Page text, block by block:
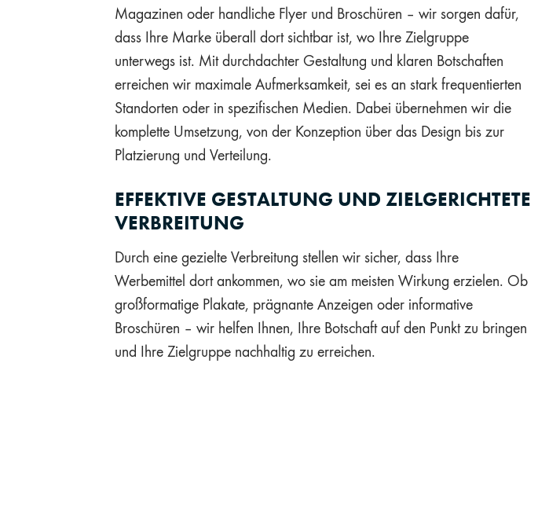
Magazinen oder handliche Flyer und Broschüren – wir sorgen dafür,
dass Ihre Marke überall dort sichtbar ist, wo Ihre Zielgruppe
unterwegs ist. Mit durchdachter Gestaltung und klaren Botschaften
erreichen wir maximale Aufmerksamkeit, sei es an stark frequentierten
Standorten oder in spezifischen Medien. Dabei übernehmen wir die
komplette Umsetzung, von der Konzeption über das Design bis zur
Platzierung und Verteilung.
EFFEKTIVE GESTALTUNG UND ZIELGERICHTETE
VERBREITUNG
Durch eine gezielte Verbreitung stellen wir sicher, dass Ihre
Werbemittel dort ankommen, wo sie am meisten Wirkung erzielen. Ob
großformatige Plakate, prägnante Anzeigen oder informative
Broschüren – wir helfen Ihnen, Ihre Botschaft auf den Punkt zu bringen
und Ihre Zielgruppe nachhaltig zu erreichen.